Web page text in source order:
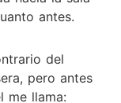
antes.
del
pero antes
me llama: